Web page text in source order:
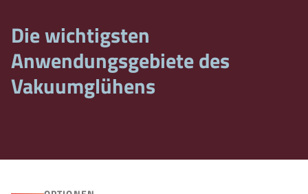
Die wichtigsten
Anwendungsgebiete des
Vakuumglühens